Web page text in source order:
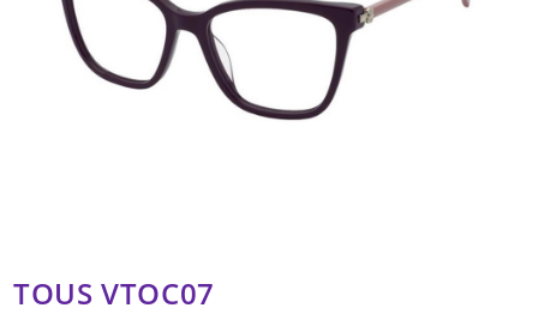
TOUS VTOC07